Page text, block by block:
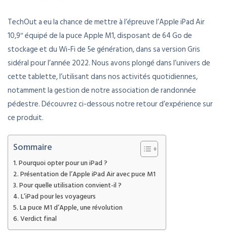
TechOut a eu la chance de mettre à l’épreuve l’Apple iPad Air
10,9″ équipé de la puce Apple M1, disposant de 64 Go de
stockage et du Wi-Fi de 5e génération, dans sa version Gris
sidéral pour l’année 2022. Nous avons plongé dans l’univers de
cette tablette, l’utilisant dans nos activités quotidiennes,
notamment la gestion de notre association de randonnée
pédestre. Découvrez ci-dessous notre retour d’expérience sur
ce produit.
Sommaire
Pourquoi opter pour un iPad ?
Présentation de l’Apple iPad Air avec puce M1
Pour quelle utilisation convient-il ?
L’iPad pour les voyageurs
La puce M1 d’Apple, une révolution
Verdict final